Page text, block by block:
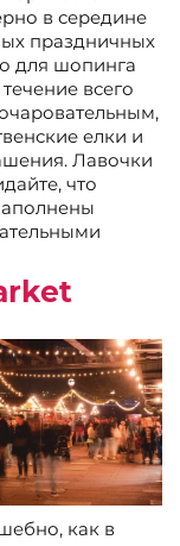
в середине
праздничных
для шопинга
всего
елки и
Лавочки
что
как в